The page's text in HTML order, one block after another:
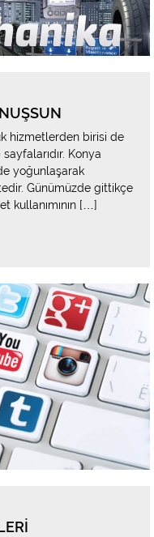
hizmetlerden birisi de
Konya
yoğunlaşarak
Günümüzde gittikçe
kullanımının […]